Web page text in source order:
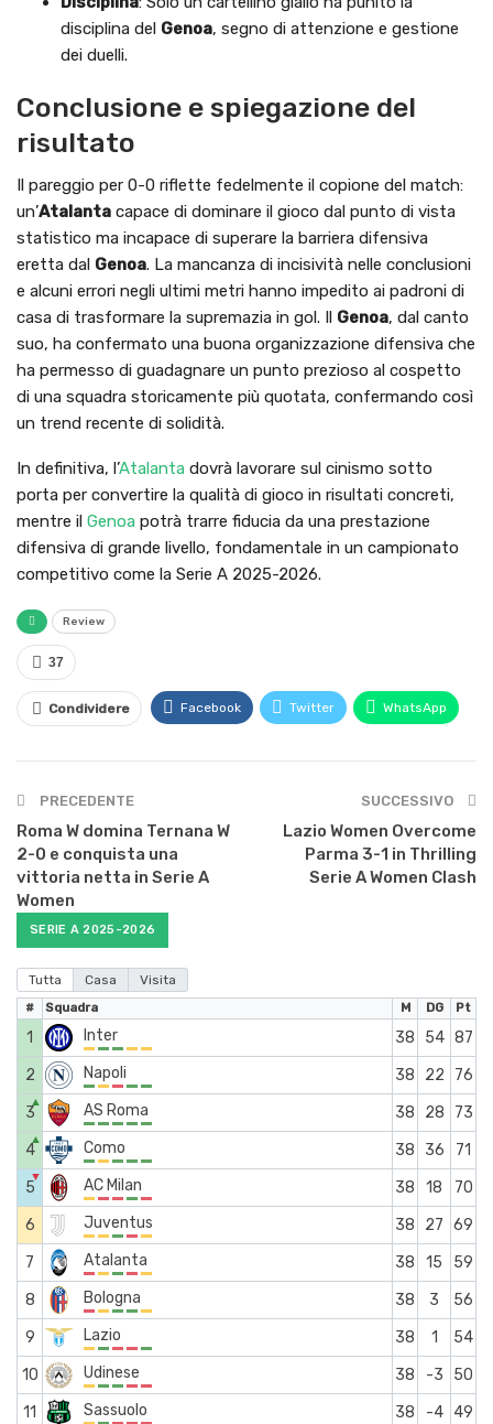
disciplina del Genoa, segno di attenzione e gestione
dei duelli.
Conclusione e spiegazione del
risultato
Il pareggio per 0-0 riflette fedelmente il copione del match:
un’Atalanta capace di dominare il gioco dal punto di vista
statistico ma incapace di superare la barriera difensiva
eretta dal Genoa. La mancanza di incisività nelle conclusioni
e alcuni errori negli ultimi metri hanno impedito ai padroni di
casa di trasformare la supremazia in gol. Il Genoa, dal canto
suo, ha confermato una buona organizzazione difensiva che
ha permesso di guadagnare un punto prezioso al cospetto
di una squadra storicamente più quotata, confermando così
un trend recente di solidità.
In definitiva, l’Atalanta dovrà lavorare sul cinismo sotto
porta per convertire la qualità di gioco in risultati concreti,
mentre il Genoa potrà trarre fiducia da una prestazione
difensiva di grande livello, fondamentale in un campionato
competitivo come la Serie A 2025-2026.
Review
37
Condividere Facebook Twitter WhatsApp
PRECEDENTE
Roma W domina Ternana W
2-0 e conquista una
vittoria netta in Serie A
Women
SUCCESSIVO
Lazio Women Overcome
Parma 3-1 in Thrilling
Serie A Women Clash
SERIE A 2025-2026
Tutta Casa Visita
# Squadra M DG Pt
1 Inter 38 54 87
2
Napoli 38 22
76
3
▲ AS Roma 38 28
73
4
▲ Como 38 36
71
5
▼ AC Milan 38 18
70
6
Juventus 38 27 69
7
Atalanta 38 15
59
8
Bologna 38 3
56
9
Lazio 38 1
54
10
Udinese 38 -3
50
11
Sassuolo 38 -4
49